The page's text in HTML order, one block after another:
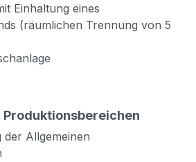
Einhaltung eines
(räumlichen Trennung von 5
der Allgemeinen